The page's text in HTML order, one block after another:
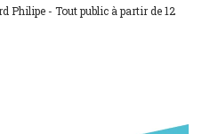
Philipe - Tout public à partir de 12